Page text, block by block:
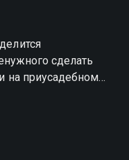
сделать
на приусадебном
участие